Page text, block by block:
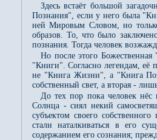
Здесь встаёт большой
Познания", если у него была
ней Мировым Словом, но только
образов. То, что было
познания. Тогда человек
Но после этого Божественная
"Книги". Согласно легендам, её
не "Книга Жизни", а "Книга
собственный свет, а вторая -
До тех пор пока человек нёс
Солнца - сиял некий
субъектом своего
стали наталкиваться в его
содержанием его сознания;